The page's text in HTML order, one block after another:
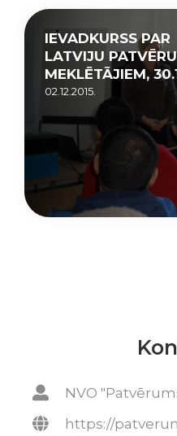
IEVADKURSS PAR
LATVIJU
MEKLĒTĀJIEM,
02.12.2015.
NVO
https://